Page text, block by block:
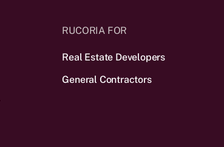
RUCORIA FOR
Real Estate Developers
General Contractors